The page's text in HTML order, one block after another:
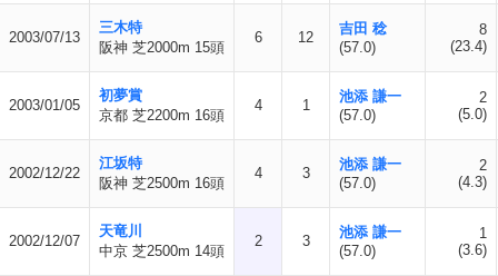
2003/07/13
三木特
阪神 芝2000m 15頭
6 12
吉田 稔
(57.0)
8
(23.4)
2003/01/05
初夢賞
京都 芝2200m 16頭
4 1
池添 謙一
(57.0)
2
(5.0)
2002/12/22
江坂特
阪神 芝2500m 16頭
4 3
池添 謙一
(57.0)
2
(4.3)
2002/12/07
天竜川
中京 芝2500m 14頭
2 3
池添 謙一
(57.0)
1
(3.6)